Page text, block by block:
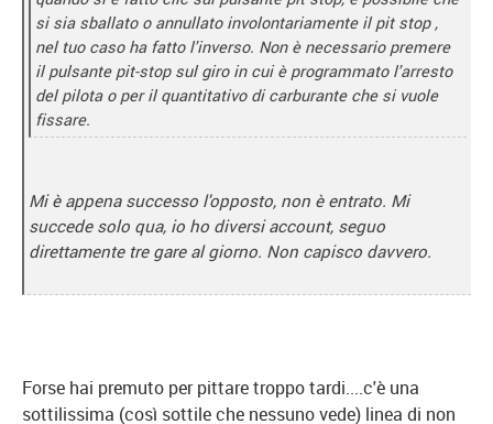
si sia sballato o annullato involontariamente il pit stop ,
nel tuo caso ha fatto l'inverso. Non è necessario premere
il pulsante pit-stop sul giro in cui è programmato l'arresto
del pilota o per il quantitativo di carburante che si vuole
fissare.
Mi è appena successo l'opposto, non è entrato. Mi
succede solo qua, io ho diversi account, seguo
direttamente tre gare al giorno. Non capisco davvero.
Forse hai premuto per pittare troppo tardi....c'è una
sottilissima (così sottile che nessuno vede) linea di non